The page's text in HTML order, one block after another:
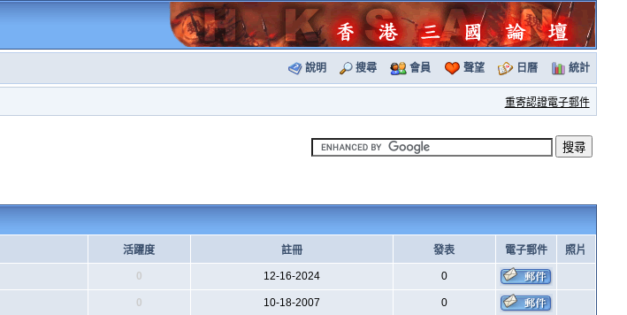
說明 搜尋 會員 聲望 日曆 統計
重寄認證電子郵件
活躍度 註冊 發表 電子郵件 照片
0 12-16-2024 0
0 10-18-2007 0